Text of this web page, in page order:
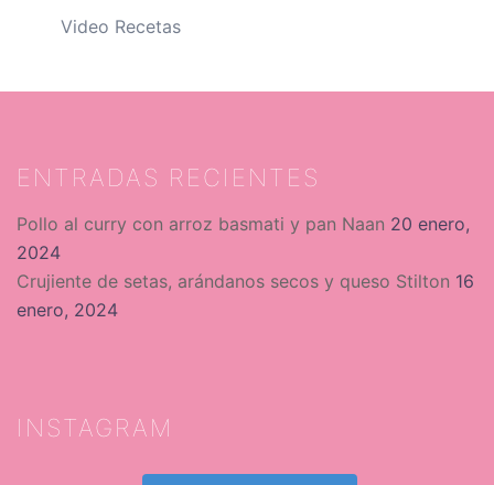
Video Recetas
ENTRADAS RECIENTES
Pollo al curry con arroz basmati y pan Naan 20 enero,
2024
Crujiente de setas, arándanos secos y queso Stilton 16
enero, 2024
INSTAGRAM